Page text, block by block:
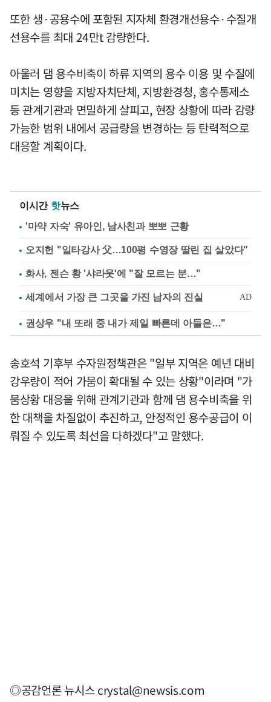
또한 생·공용수에 포함된 지자체 환경개선용수·수질개
선용수를 최대 24만t 감량한다.
아울러 댐 용수비축이 하류 지역의 용수 이용 및 수질에
미치는 영향을 지방자치단체, 지방환경청, 홍수통제소
등 관계기관과 면밀하게 살피고, 현장 상황에 따라 감량
가능한 범위 내에서 공급량을 변경하는 등 탄력적으로
대응할 계획이다.
이시간 핫뉴스
'마약 자숙' 유아인, 남사친과 뽀뽀 근황
오지헌 "일타강사 父…100평 수영장 딸린 집 살았다"
화사, 젠슨 황 '샤라웃'에 "잘 모르는 분…"
권상우 "내 또래 중 내가 제일 빠른데 아들은…"
송호석 기후부 수자원정책관은 "일부 지역은 예년 대비
강우량이 적어 가뭄이 확대될 수 있는 상황"이라며 "가
뭄상황 대응을 위해 관계기관과 함께 댐 용수비축을 위
한 대책을 차질없이 추진하고, 안정적인 용수공급이 이
뤄질 수 있도록 최선을 다하겠다"고 말했다.
◎공감언론 뉴시스crystal@newsis.com